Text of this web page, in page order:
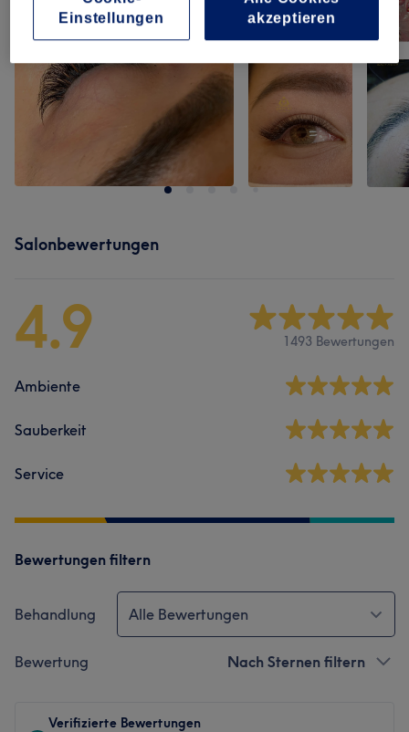
Salonbewertungen
4.9 1493 Bewertungen
Ambiente
Sauberkeit
Service
Bewertungen filtern
Behandlung Alle Bewertungen
Bewertung Nach Sternen filtern
Verifizierte Bewertungen
akzeptieren
Einstellungen